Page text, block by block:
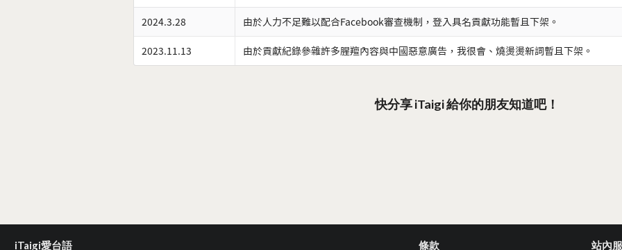
2024.3.28 由於人力不足難以配合Facebook審查機制，登入具名貢獻功能暫且下架。
2023.11.13 由於貢獻紀錄參雜許多腥羶內容與中國惡意廣告，我很會、燒燙燙新詞暫且下架。
快分享 iTaigi 給你的朋友知道吧！
iTaigi愛台語 條款 站內